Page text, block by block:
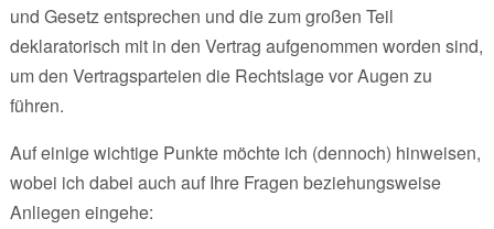
und Gesetz entsprechen und die zum großen Teil
deklaratorisch mit in den Vertrag aufgenommen worden sind,
um den Vertragsparteien die Rechtslage vor Augen zu
führen.
Auf einige wichtige Punkte möchte ich (dennoch) hinweisen,
wobei ich dabei auch auf Ihre Fragen beziehungsweise
Anliegen eingehe: